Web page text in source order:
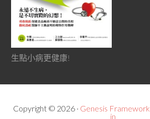
生點小病更健康!
Copyright © 2026 · Genesis Framework
in